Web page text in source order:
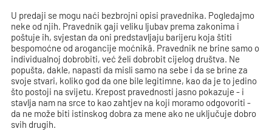
U predaji se mogu naći bezbrojni opisi pravednika. Pogledajmo
neke od njih. Pravednik gaji veliku ljubav prema zakonima i
poštuje ih, svjestan da oni predstavljaju barijeru koja štiti
bespomoćne od arogancije moćnikâ. Pravednik ne brine samo o
individualnoj dobrobiti, već želi dobrobit cijelog društva. Ne
popušta, dakle, napasti da misli samo na sebe i da se brine za
svoje stvari, koliko god da one bile legitimne, kao da je to jedino
što postoji na svijetu. Krepost pravednosti jasno pokazuje - i
stavlja nam na srce to kao zahtjev na koji moramo odgovoriti -
da ne može biti istinskog dobra za mene ako ne uključuje dobro
svih drugih.